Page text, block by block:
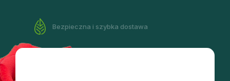
Bezpieczna i szybka dostawa